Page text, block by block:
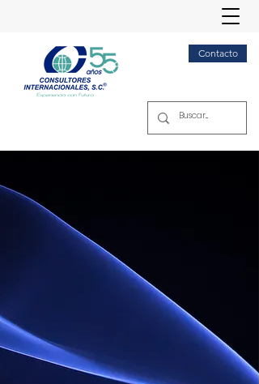
Contacto